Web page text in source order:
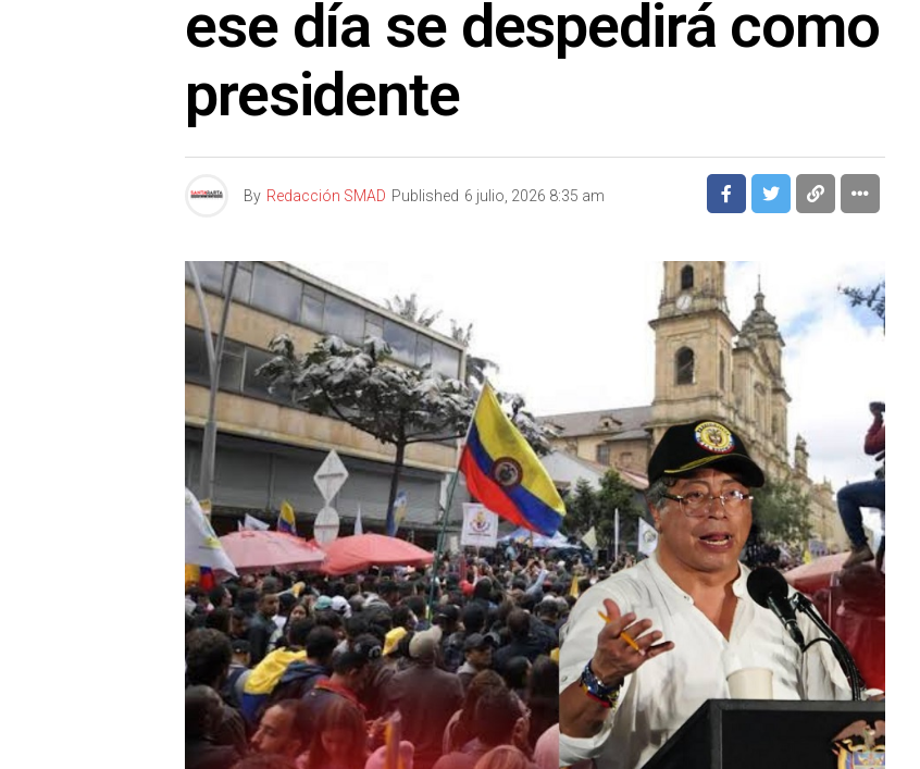
ese día se despedirá como
presidente
By Redacción SMAD Published 6 julio, 2026 8:35 am